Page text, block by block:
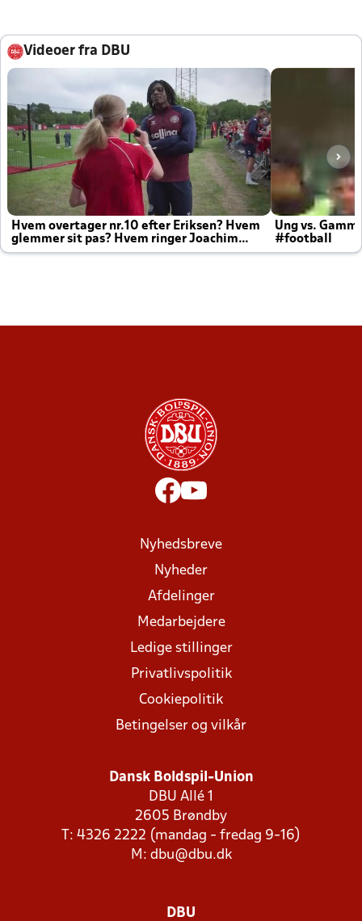
Videoer fra DBU
Hvem overtager nr.10 efter Eriksen? Hvem
glemmer sit pas? Hvem ringer Joachim
altid til efter kampe?
Ung vs.
#football
Nyhedsbreve
Nyheder
Afdelinger
Medarbejdere
Ledige stillinger
Privatlivspolitik
Cookiepolitik
Betingelser og vilkår
Dansk Boldspil-Union
DBU Allé 1
2605 Brøndby
T: 4326 2222 (mandag - fredag 9-16)
M: dbu@dbu.dk
DBU